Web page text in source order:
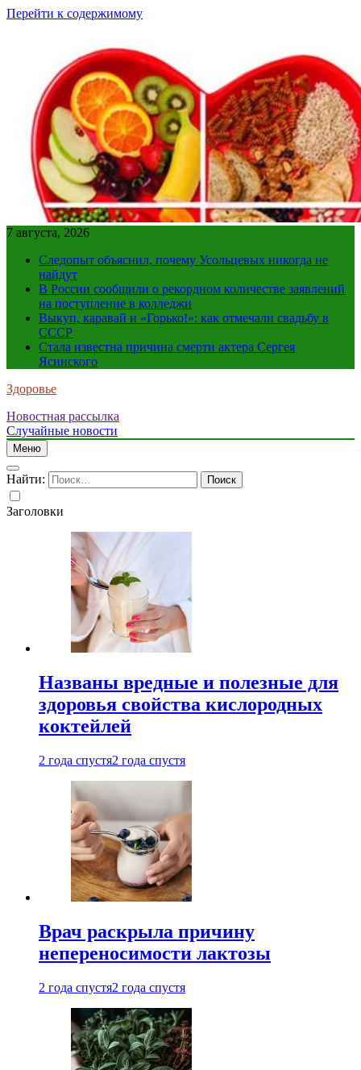
Перейти к содержимому
7 августа, 2026
Следопыт объяснил, почему Усольцевых никогда не
найдут
В России сообщили о рекордном количестве заявлений
на поступление в колледжи
Выкуп, каравай и «Горько!»: как отмечали свадьбу в
СССР
Стала известна причина смерти актера Сергея
Ясинского
Здоровье
Новостная рассылка
Случайные новости
Меню
Найти:
Заголовки
Названы вредные и полезные для
здоровья свойства кислородных
коктейлей
2 года спустя2 года спустя
Врач раскрыла причину
непереносимости лактозы
2 года спустя2 года спустя